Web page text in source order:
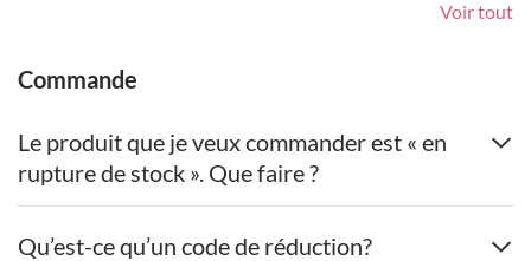
Voir tout
Commande
Le produit que je veux commander est « en
rupture de stock ». Que faire ?
Qu’est-ce qu’un code de réduction?